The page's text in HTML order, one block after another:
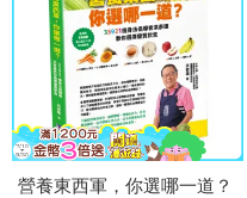
營養東西軍，你選哪一道？